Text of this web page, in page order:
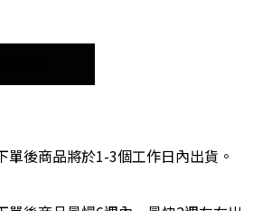
後商品將於1-3個工作日內出貨。